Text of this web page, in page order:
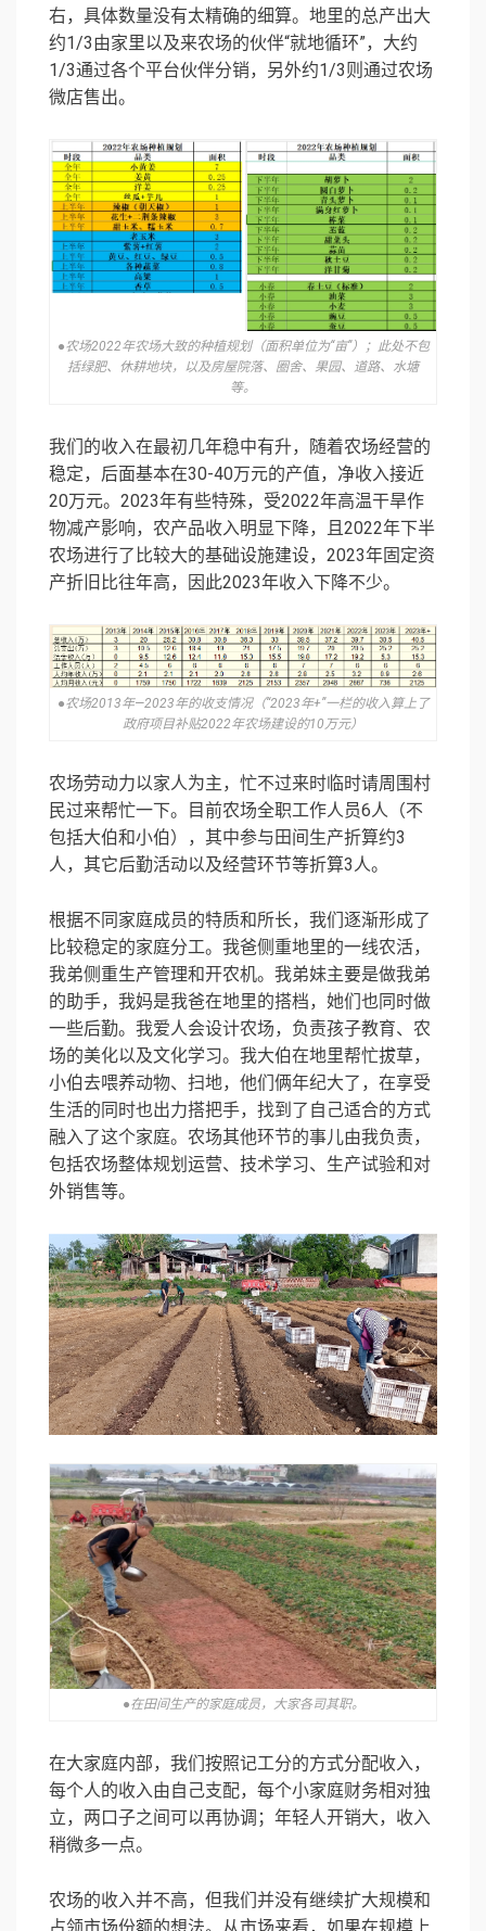
右，具体数量没有太精确的细算。地里的总产出大
约1/3由家里以及来农场的伙伴“就地循环”，大约
1/3通过各个平台伙伴分销，另外约1/3则通过农场
微店售出。
●农场2022年农场大致的种植规划（面积单位为“亩”）；此处不包
括绿肥、休耕地块，以及房屋院落、圈舍、果园、道路、水塘
等。
我们的收入在最初几年稳中有升，随着农场经营的
稳定，后面基本在30-40万元的产值，净收入接近
20万元。2023年有些特殊，受2022年高温干旱作
物减产影响，农产品收入明显下降，且2022年下半
农场进行了比较大的基础设施建设，2023年固定资
产折旧比往年高，因此2023年收入下降不少。
●农场2013年—2023年的收支情况（“2023年+”一栏的收入算上了
政府项目补贴2022年农场建设的10万元）
农场劳动力以家人为主，忙不过来时临时请周围村
民过来帮忙一下。目前农场全职工作人员6人（不
包括大伯和小伯），其中参与田间生产折算约3
人，其它后勤活动以及经营环节等折算3人。
根据不同家庭成员的特质和所长，我们逐渐形成了
比较稳定的家庭分工。我爸侧重地里的一线农活，
我弟侧重生产管理和开农机。我弟妹主要是做我弟
的助手，我妈是我爸在地里的搭档，她们也同时做
一些后勤。我爱人会设计农场，负责孩子教育、农
场的美化以及文化学习。我大伯在地里帮忙拔草，
小伯去喂养动物、扫地，他们俩年纪大了，在享受
生活的同时也出力搭把手，找到了自己适合的方式
融入了这个家庭。农场其他环节的事儿由我负责，
包括农场整体规划运营、技术学习、生产试验和对
外销售等。
●在田间生产的家庭成员，大家各司其职。
在大家庭内部，我们按照记工分的方式分配收入，
每个人的收入由自己支配，每个小家庭财务相对独
立，两口子之间可以再协调；年轻人开销大，收入
稍微多一点。
农场的收入并不高，但我们并没有继续扩大规模和